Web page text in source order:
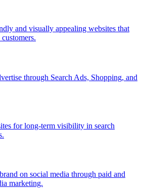
and visually appealing websites that
through Search Ads, Shopping, and
for long-term visibility in search
on social media through paid and
marketing.